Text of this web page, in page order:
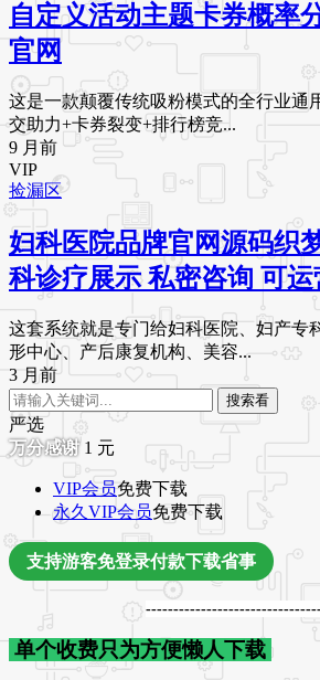
自定义活动主题卡券概率
官网
这是一款颠覆传统吸粉模式的全行业通
交助力+卡券裂变+排行榜竞...
9 月前
VIP
捡漏区
妇科医院品牌官网源码织
科诊疗展示 私密咨询 可运
这套系统就是专门给妇科医院、妇产专
形中心、产后康复机构、美容...
3 月前
搜索看
严选
1 元
VIP会员免费下载
永久VIP会员免费下载
支持游客免登录付款下载省事
单个收费只为方便懒人下载